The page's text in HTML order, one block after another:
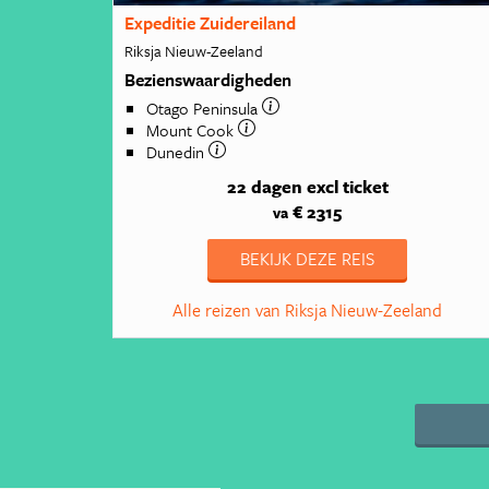
Expeditie Zuidereiland
Riksja Nieuw-Zeeland
Bezienswaardigheden
Otago Peninsula
Mount Cook
Dunedin
22 dagen excl ticket
va € 2315
BEKIJK DEZE REIS
Alle reizen van Riksja Nieuw-Zeeland